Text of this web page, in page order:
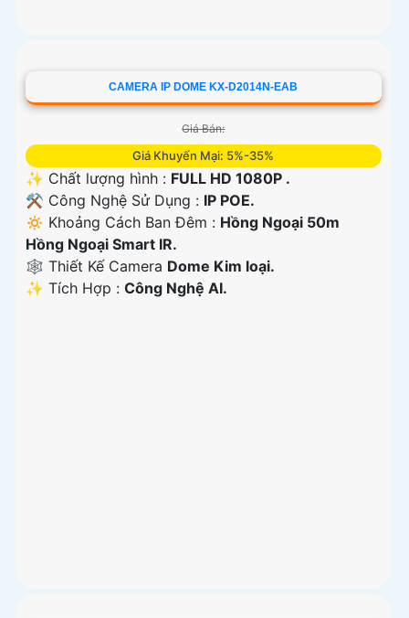
CAMERA IP DOME KX-D2014N-EAB
Giá Bán:
Giá Khuyến Mại: 5%-35%
✨ Chất lượng hình : FULL HD 1080P .
⚒ Công Nghệ Sử Dụng : IP POE.
🔅 Khoảng Cách Ban Đêm : Hồng Ngoại 50m
Hồng Ngoại Smart IR.
🕸️ Thiết Kế Camera Dome Kim loại.
️✨ Tích Hợp : Công Nghệ AI.